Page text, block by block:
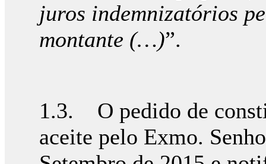
juros indemnizatórios
montante (…)”.
1.3. O pedido de
aceite pelo Exmo.